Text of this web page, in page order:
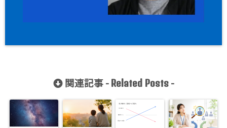
関連記事 - Related Posts-